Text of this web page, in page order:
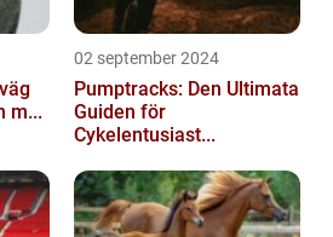
m...
02 september 2024
Pumptracks: Den Ultimata
Guiden för
Cykelentusiast...